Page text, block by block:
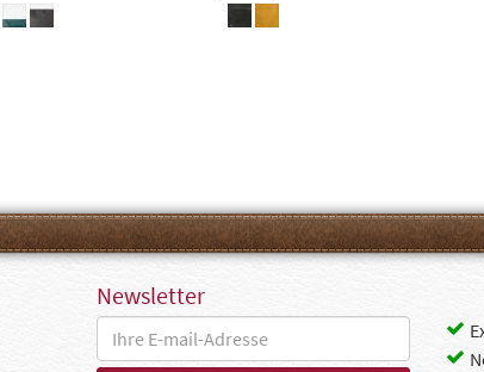
Newsletter